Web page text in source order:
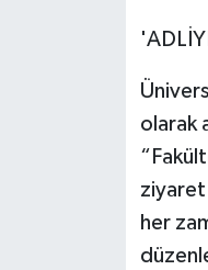
olarak
ziyaret
her